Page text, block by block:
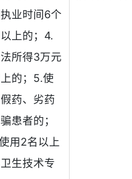
业时间6个
上的；4.
所得3万元
的；5.使
药、劣药
患者的；
用2名以上
生技术专